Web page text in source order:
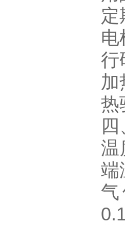
定
电
行
加
热
温
端